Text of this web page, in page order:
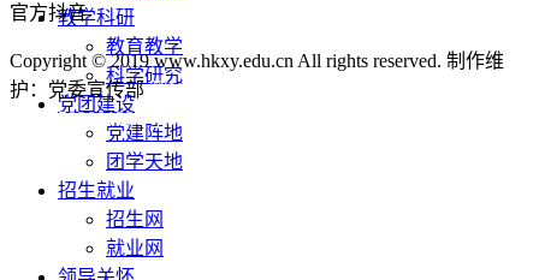
教学科研
教育教学
科学研究
党团建设
党建阵地
团学天地
招生就业
招生网
就业网
官方抖音
Copyright © 2019 www.hkxy.edu.cn All rights reserved. 制作维
护：党委宣传部鄂ICP备12011456号-3
42011502001236号